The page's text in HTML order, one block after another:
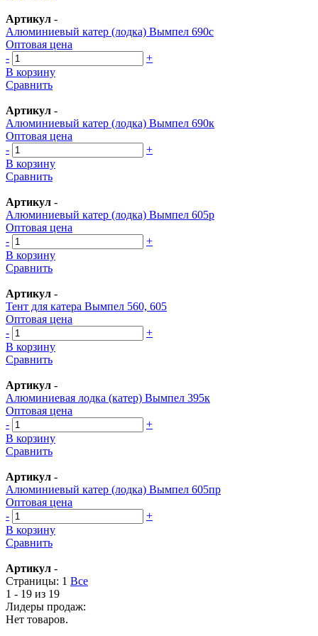
Артикул -
Алюминиевый катер (лодка) Вымпел 690с
Оптовая цена
-
+
В корзину
Сравнить
Артикул -
Алюминиевый катер (лодка) Вымпел 690к
Оптовая цена
-
+
В корзину
Сравнить
Артикул -
Алюминиевый катер (лодка) Вымпел 605р
Оптовая цена
-
+
В корзину
Сравнить
Артикул -
Тент для катера Вымпел 560, 605
Оптовая цена
-
+
В корзину
Сравнить
Артикул -
Алюминиевая лодка (катер) Вымпел 395к
Оптовая цена
-
+
В корзину
Сравнить
Артикул -
Алюминиевый катер (лодка) Вымпел 605пр
Оптовая цена
-
+
В корзину
Сравнить
Артикул -
Страницы: 1 Все
1 - 19 из 19
Лидеры продаж:
Нет товаров.